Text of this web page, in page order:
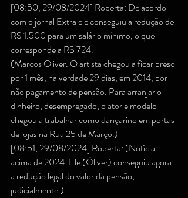
[08:50, 29/08/2024] Roberta: De acordo
com o jornal Extra ele conseguiu a redução de
R$ 1.500 para um salário mínimo, o que
corresponde a R$ 724.
(Marcos Oliver. O artista chegou a ficar preso
por 1 mês, na verdade 29 dias, em 2014, por
não pagamento de pensão. Para arranjar o
dinheiro, desempregado, o ator e modelo
chegou a trabalhar como dançarino em portas
de lojas na Rua 25 de Março.)
[08:51, 29/08/2024] Roberta: (Notícia
acima de 2024. Ele (Óliver) conseguiu agora
a redução legal do valor da pensão,
judicialmente.)